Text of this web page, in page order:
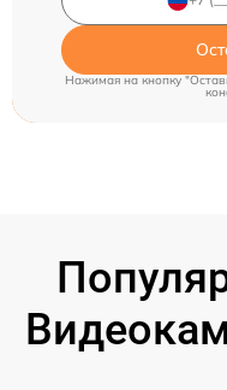
Нажимая на кнопку